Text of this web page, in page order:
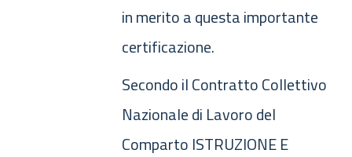
in merito a questa importante
certificazione.
Secondo il Contratto Collettivo
Nazionale di Lavoro del
Comparto ISTRUZIONE E